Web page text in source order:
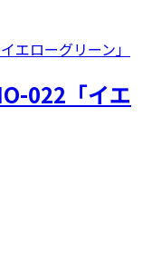
022「イエ